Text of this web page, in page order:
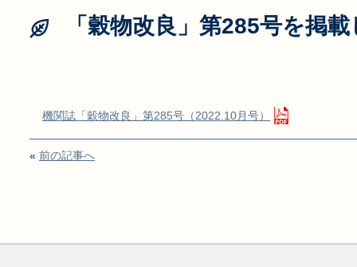
「穀物改良」第285号を掲
機関誌「穀物改良」第285号（2022.10月号）
« 前の記事へ